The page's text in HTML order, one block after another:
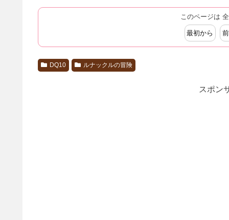
このページは
最初から
DQ10 ルナックルの冒険
スポン